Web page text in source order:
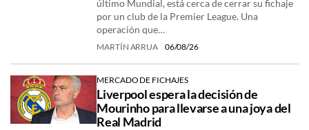
último Mundial, está cerca de cerrar su fichaje
por un club de la Premier League. Una
operación que…
MARTÍN ARRUA 06/08/26
MERCADO DE FICHAJES
Liverpool espera la decisión de
Mourinho para llevarse a una joya del
Real Madrid